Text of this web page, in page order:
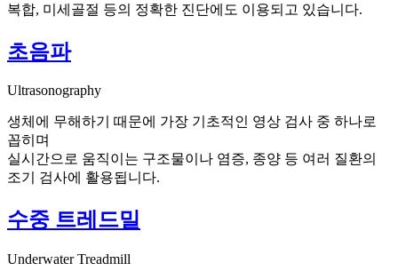
복합, 미세골절 등의 정확한 진단에도 이용되고 있습니다.
초음파
Ultrasonography
생체에 무해하기 때문에 가장 기초적인 영상 검사 중 하나로
꼽히며
실시간으로 움직이는 구조물이나 염증, 종양 등 여러 질환의
조기 검사에 활용됩니다.
수중 트레드밀
Underwater Treadmill